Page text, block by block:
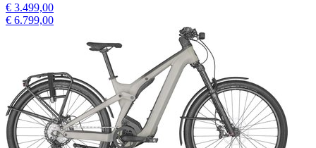
€ 3.499,00
€ 6.799,00